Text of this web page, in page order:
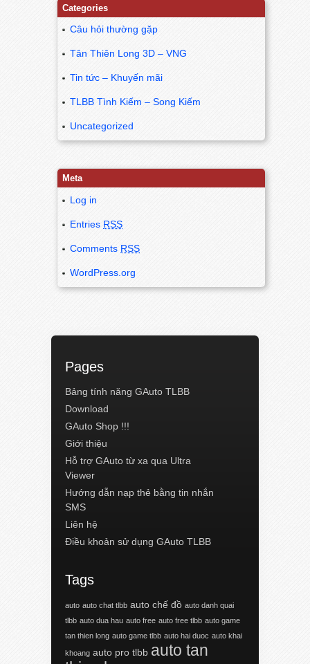
Categories
Câu hỏi thường gặp
Tân Thiên Long 3D – VNG
Tin tức – Khuyến mãi
TLBB Tình Kiếm – Song Kiếm
Uncategorized
Meta
Log in
Entries RSS
Comments RSS
WordPress.org
Pages
Bảng tính năng GAuto TLBB
Download
GAuto Shop !!!
Giới thiệu
Hỗ trợ GAuto từ xa qua Ultra
Viewer
Hướng dẫn nạp thẻ bằng tin nhắn
SMS
Liên hệ
Điều khoản sử dụng GAuto TLBB
Tags
auto auto chat tlbb auto chế đồ auto danh quai
tlbb auto dua hau auto free auto free tlbb auto game
tan thien long auto game tlbb auto hai duoc auto khai
khoang auto pro tlbb auto tan